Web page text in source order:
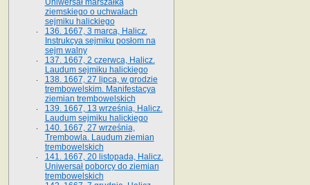
Uniwersał marszałka
ziemskiego o uchwałach
sejmiku halickiego
136. 1667, 3 marca, Halicz.
Instrukcya sejmiku posłom na
sejm walny
137. 1667, 2 czerwca, Halicz.
Laudum sejmiku halickiego
138. 1667, 27 lipca, w grodzie
trembowelskim. Manifestacya
ziemian trembowelskich
139. 1667, 13 września, Halicz.
Laudum sejmiku halickiego
140. 1667, 27 września,
Trembowla. Laudum ziemian
trembowelskich
141. 1667, 20 listopada, Halicz.
Uniwersał poborcy do ziemian
trembowelskich